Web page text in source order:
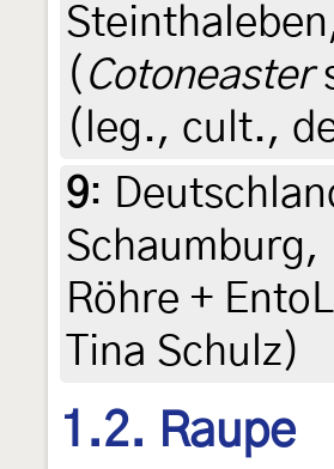
( Cotoneaster
(leg., cult.,
9:
Röhre +
Tina Schulz)
1.2. Raupe